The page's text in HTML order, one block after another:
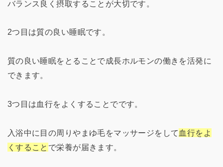
バランス良く摂取することが大切です。
2つ目は質の良い睡眠です。
質の良い睡眠をとることで成長ホルモンの働きを活発に
できます。
3つ目は血行をよくすることでです。
入浴中に目の周りやまゆ毛をマッサージをして 血行をよ
くすること で栄養が届きます。